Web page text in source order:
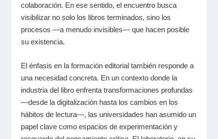
colaboración. En ese sentido, el encuentro busca
visibilizar no solo los libros terminados, sino los
procesos —a menudo invisibles— que hacen posible
su existencia.
El énfasis en la formación editorial también responde a
una necesidad concreta. En un contexto donde la
industria del libro enfrenta transformaciones profundas
—desde la digitalización hasta los cambios en los
hábitos de lectura—, las universidades han asumido un
papel clave como espacios de experimentación y